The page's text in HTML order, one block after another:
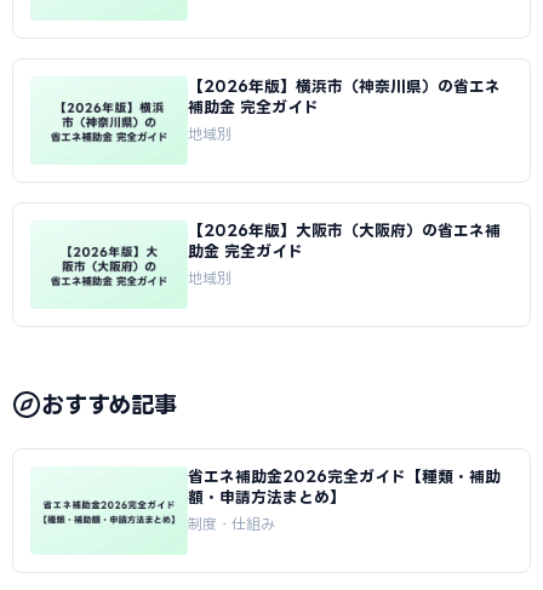
【2026年版】横浜市（神奈川県）の省エネ
補助金 完全ガイド
地域別
【2026年版】大阪市（大阪府）の省エネ補
助金 完全ガイド
地域別
おすすめ記事
省エネ補助金2026完全ガイド【種類・補助
額・申請方法まとめ】
制度・仕組み